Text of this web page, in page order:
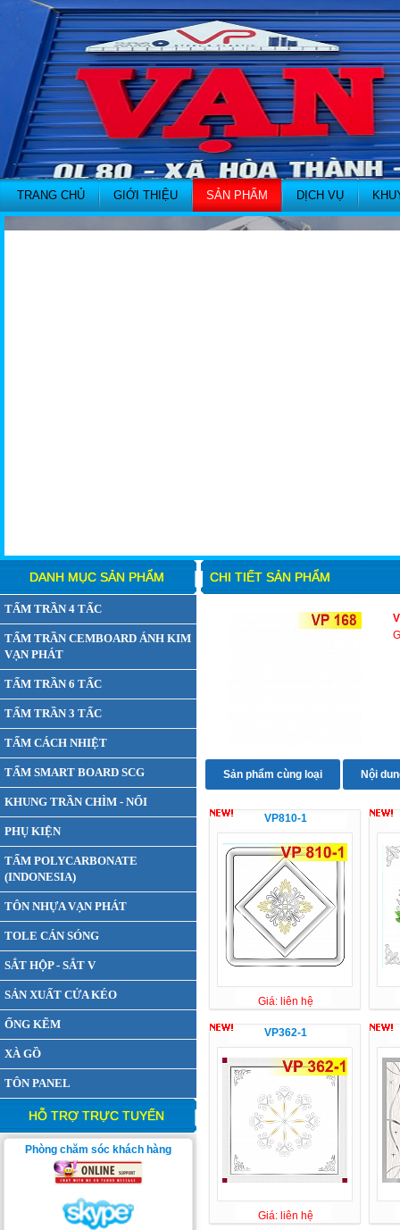
TRANG CHỦ GIỚI THIỆU SẢN PHẨM DỊCH VỤ
DANH MỤC SẢN PHẨM
TẤM TRẦN 4 TẤC
TẤM TRẦN CEMBOARD ÁNH KIM
VẠN PHÁT
TẤM TRẦN 6 TẤC
TẤM TRẦN 3 TẤC
TẤM CÁCH NHIỆT
TẤM SMART BOARD SCG
KHUNG TRẦN CHÌM - NỔI
PHỤ KIỆN
TẤM POLYCARBONATE
(INDONESIA)
TÔN NHỰA VẠN PHÁT
TOLE CÁN SÓNG
SẮT HỘP - SẮT V
SẢN XUẤT CỬA KÉO
ỐNG KẼM
XÀ GỒ
TÔN PANEL
HỖ TRỢ TRỰC TUYẾN
Phòng chăm sóc khách hàng
CHI TIẾT SẢN PHẨM
Sản phẩm cùng loại Nội
VP810-1
Giá: liên hệ
VP362-1
Giá: liên hệ